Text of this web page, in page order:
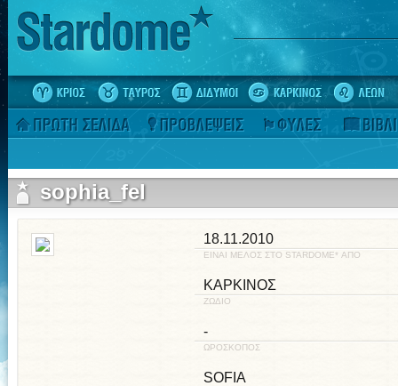
sophia_fel
18.11.2010
ΕΙΝΑΙ ΜΕΛΟΣ ΣΤΟ STARDOME* ΑΠΟ
ΚΑΡΚΙΝΟΣ
ΖΩΔΙΟ
-
ΩΡΟΣΚΟΠΟΣ
SOFIA